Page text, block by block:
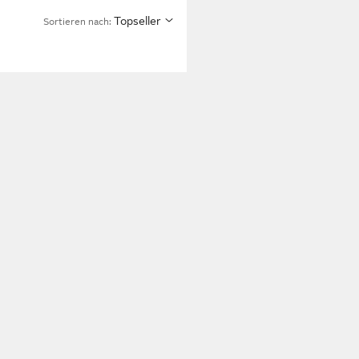
Sortieren nach: Topseller